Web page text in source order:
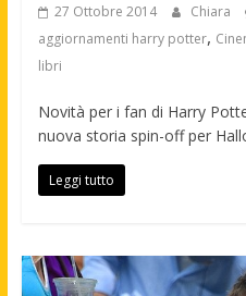
27 Ottobre 2014 Chiara
aggiornamenti harry potter,
libri
Novità per i fan di Harry
nuova storia spin-off per
Leggi tutto